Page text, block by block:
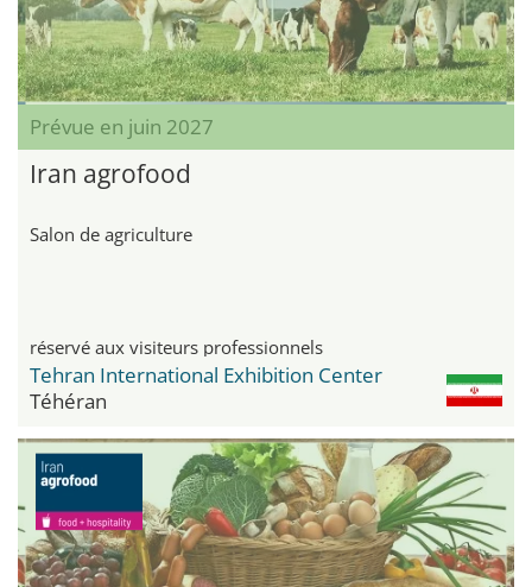
Prévue en juin 2027
Iran agrofood
Salon de agriculture
réservé aux visiteurs professionnels
Tehran International Exhibition Center
Téhéran